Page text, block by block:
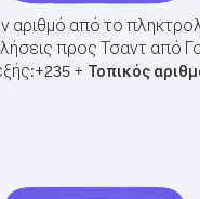
αριθμό από το
προς Τσαντ από
+235 + Τοπικός